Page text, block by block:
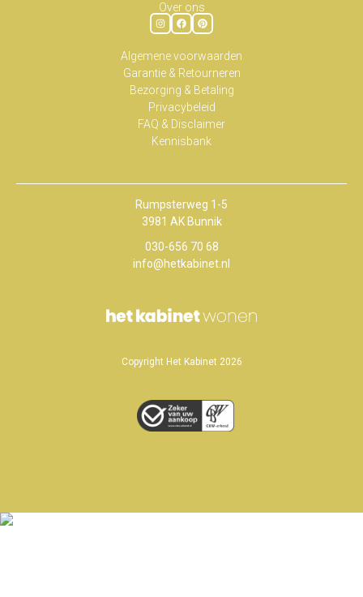
Over ons
Algemene voorwaarden
Garantie & Retourneren
Bezorging & Betaling
Privacybeleid
FAQ & Disclaimer
Kennisbank
Rumpsterweg 1-5
3981 AK Bunnik
030-656 70 68
info@hetkabinet.nl
Copyright Het Kabinet 2026